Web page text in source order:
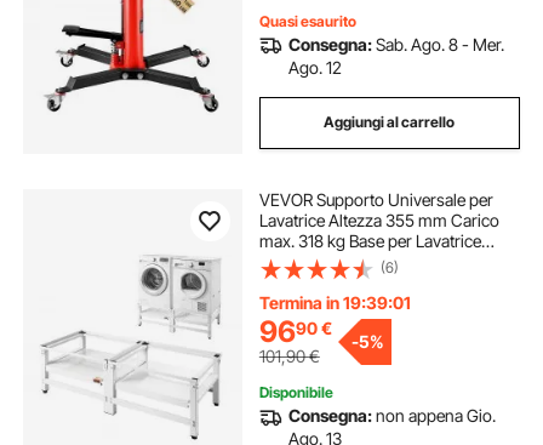
Quasi esaurito
Consegna:Sab. Ago. 8 - Mer.
Ago. 12
Aggiungi al carrello
VEVOR Supporto Universale per
Lavatrice Altezza 355 mm Carico
max. 318 kg Base per Lavatrice
Asciugatrice con Vassoio Estraibile
Piedini Antiscivolo Supporto in
Acciaio 2 Pezzi Base Piedistallo
(6)
Termina in 19:39:00
9690€
101,90€
-5%
Disponibile
Consegna:non appena Gio.
Ago. 13